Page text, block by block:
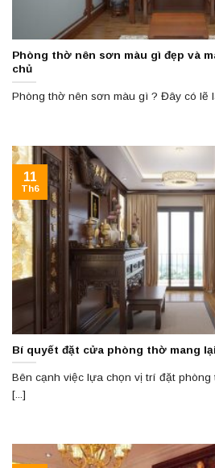
Phòng thờ nên sơn màu gì đẹp và
chủ
Phòng thờ nên sơn màu gì ? Đây có lẽ
Bí quyết đặt cửa phòng thờ mang
Bên cạnh việc lựa chọn vị trí đặt
[...]
11
Th6